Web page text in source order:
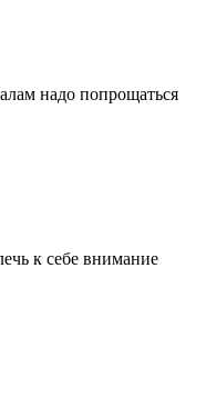
надо попрощаться
к себе внимание